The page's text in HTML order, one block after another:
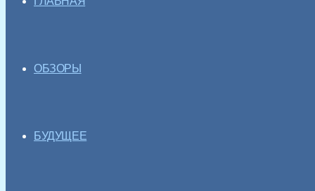
ОБЗОРЫ
БУДУЩЕЕ